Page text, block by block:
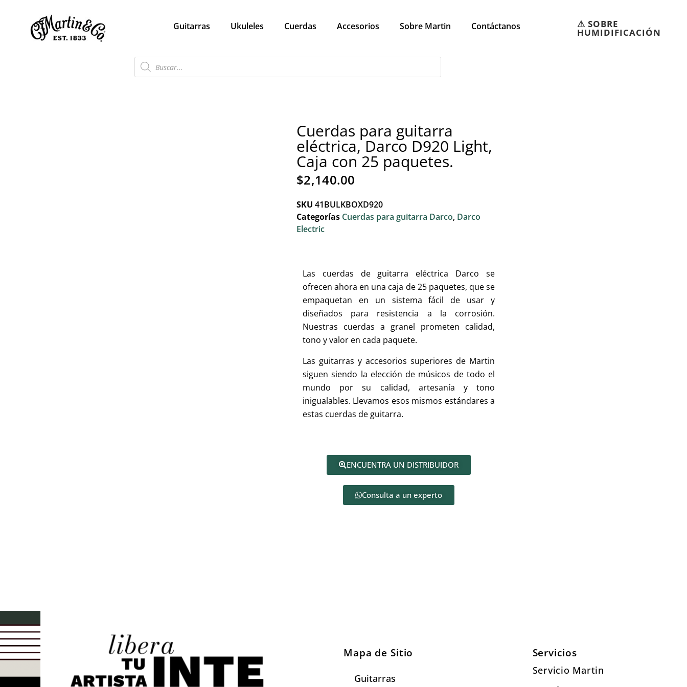
Guitarras Ukuleles Cuerdas Accesorios Sobre Martin Contáctanos ⚠︎ SOBRE
HUMIDIFICACIÓN
Cuerdas para guitarra
eléctrica, Darco D920 Light,
Caja con 25 paquetes.
$2,140.00
SKU 41BULKBOXD920
Categorías Cuerdas para guitarra Darco, Darco
Electric
Las cuerdas de guitarra eléctrica Darco se
ofrecen ahora en una caja de 25 paquetes, que se
empaquetan en un sistema fácil de usar y
diseñados para resistencia a la corrosión.
Nuestras cuerdas a granel prometen calidad,
tono y valor en cada paquete.
Las guitarras y accesorios superiores de Martin
siguen siendo la elección de músicos de todo el
mundo por su calidad, artesanía y tono
inigualables. Llevamos esos mismos estándares a
estas cuerdas de guitarra.
ENCUENTRA UN DISTRIBUIDOR
Consulta a un experto
Mapa de Sitio
Guitarras
Servicios
Servicio Martin